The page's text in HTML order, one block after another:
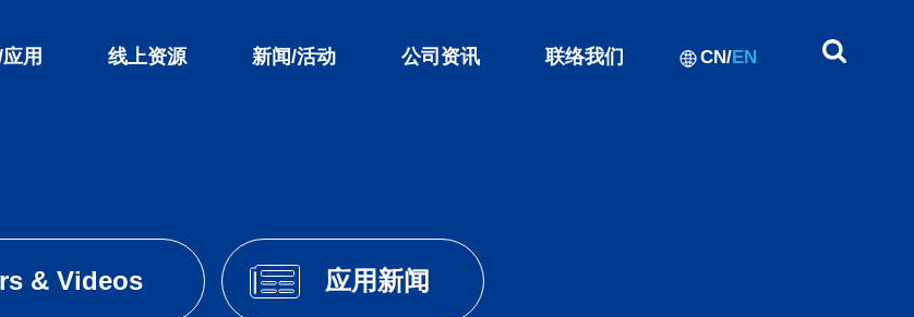
用 线上资源 新闻/活动 公司资讯 联络我们 CN/EN
& Videos 应用新闻